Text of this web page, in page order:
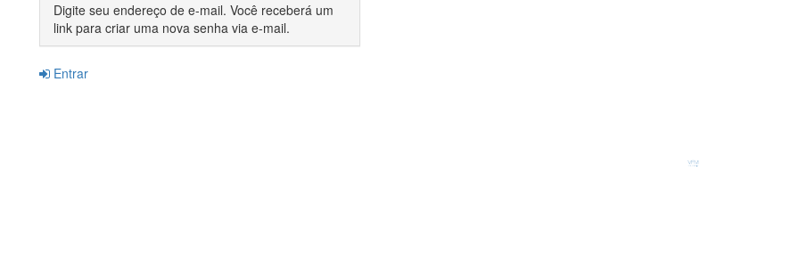
Digite seu endereço de e-mail. Você receberá um
link para criar uma nova senha via e-mail.
Entrar